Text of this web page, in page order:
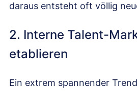
daraus entsteht oft völlig
2. Interne Talent-
etablieren
Ein extrem spannender